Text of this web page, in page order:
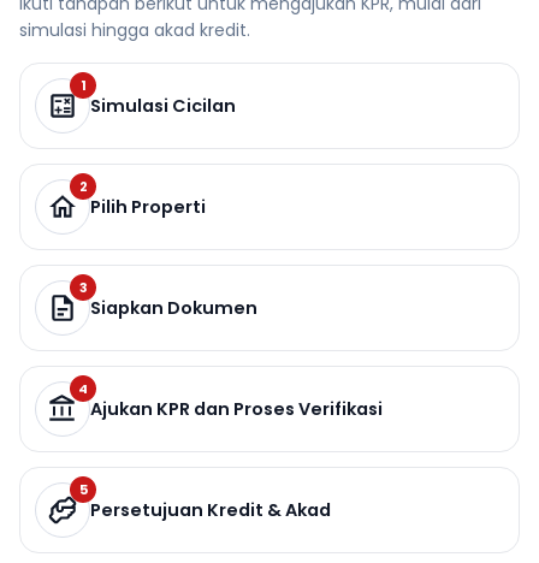
simulasi hingga akad kredit.
1
Simulasi Cicilan
2
Pilih Properti
3
Siapkan Dokumen
4
Ajukan KPR dan Proses Verifikasi
5
Persetujuan Kredit & Akad